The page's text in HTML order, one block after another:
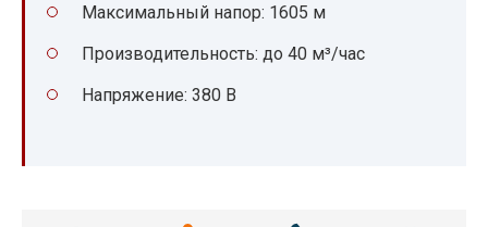
Максимальный напор: 1605 м
Производительность: до 40 м³/час
Напряжение: 380 В